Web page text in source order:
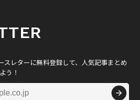
スレターに無料登録して、人気記事まとめ
う！